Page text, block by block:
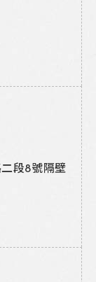
段8號隔壁